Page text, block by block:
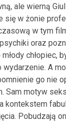
ale wierną
się w żonie
w tym
oraz
chłopiec,
wydarzenie. A
go nie
Sam motyw
kontekstem
Pobudzają